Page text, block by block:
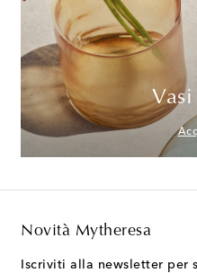
Novità Mytheresa
Iscriviti alla newsletter per